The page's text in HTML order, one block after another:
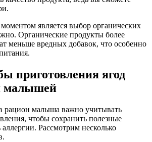
является выбор органических
Органические продукты более
меньше вредных добавок, что особенно
приготовления ягод
малышей
рацион малыша важно учитывать
чтобы сохранить полезные
аллергии. Рассмотрим несколько